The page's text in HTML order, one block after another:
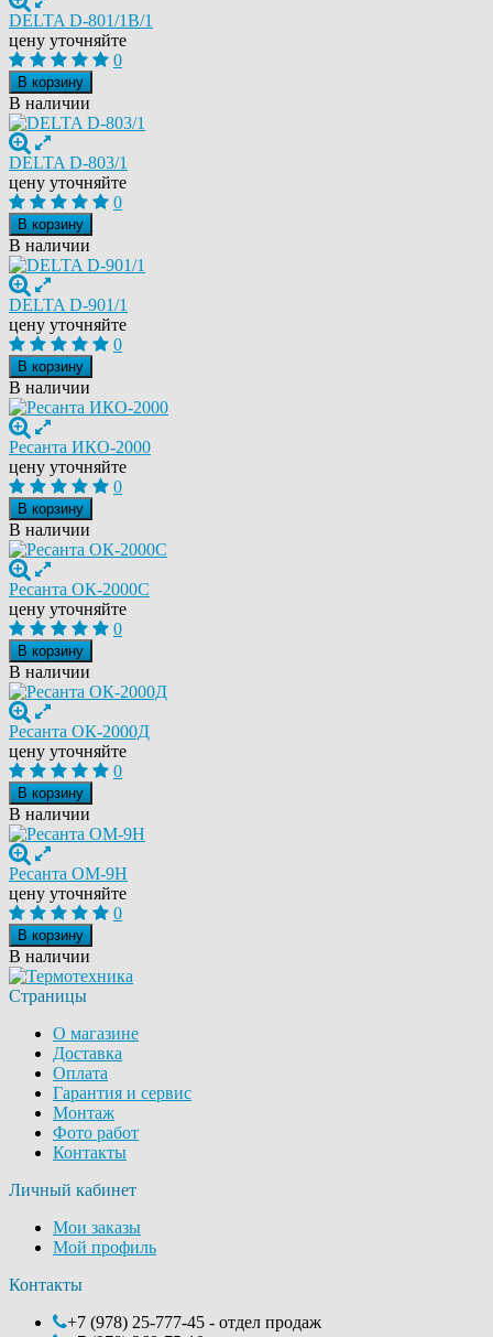
DELTA D-801/1В/1
цену уточняйте
0
В корзину
В наличии
DELTA D-803/1
цену уточняйте
0
В корзину
В наличии
DELTA D-901/1
цену уточняйте
0
В корзину
В наличии
Ресанта ИКО-2000
цену уточняйте
0
В корзину
В наличии
Ресанта ОК-2000C
цену уточняйте
0
В корзину
В наличии
Ресанта ОК-2000Д
цену уточняйте
0
В корзину
В наличии
Ресанта ОМ-9Н
цену уточняйте
0
В корзину
В наличии
Страницы
О магазине
Доставка
Оплата
Гарантия и сервис
Монтаж
Фото работ
Контакты
Личный кабинет
Мои заказы
Мой профиль
Контакты
+7 (978) 25-777-45 - отдел продаж